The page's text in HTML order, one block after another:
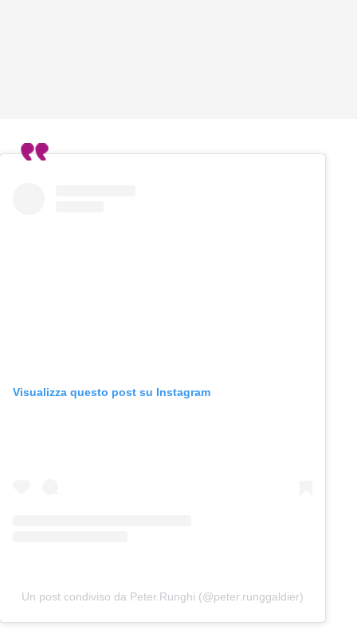
Visualizza questo post su Instagram
Un post condiviso da Peter.Runghi (@peter.runggaldier)